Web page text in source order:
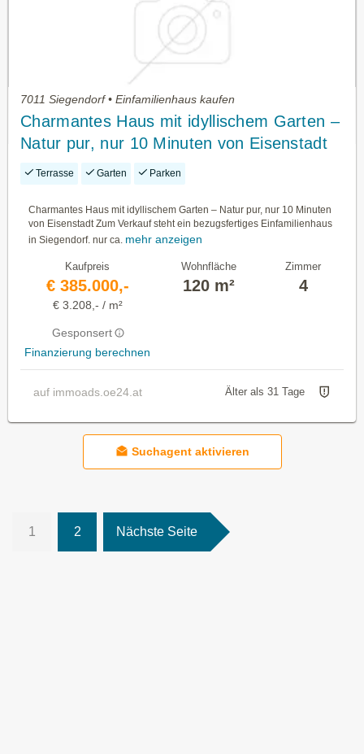
7011 Siegendorf • Einfamilienhaus kaufen
Charmantes Haus mit idyllischem Garten –
Natur pur, nur 10 Minuten von Eisenstadt
Terrasse Garten Parken
Charmantes Haus mit idyllischem Garten – Natur pur, nur 10 Minuten
von Eisenstadt Zum Verkauf steht ein bezugsfertiges Einfamilienhaus
in Siegendorf. nur ca. mehr anzeigen
Kaufpreis
€ 385.000,-
€ 3.208,- / m²
Gesponsert
Finanzierung berechnen
Wohnfläche
120 m²
Zimmer
4
auf immoads.oe24.at Älter als 31 Tage
Suchagent aktivieren
1 2 Nächste Seite